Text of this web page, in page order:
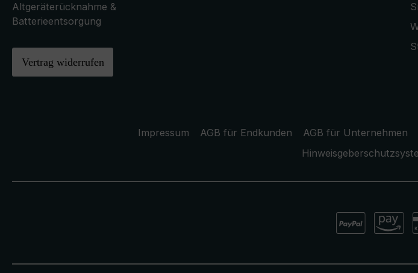
Altgeräterücknahme &
Batterieentsorgung
Vertrag widerrufen
Impressum AGB für Endkunden AGB für Unternehmen